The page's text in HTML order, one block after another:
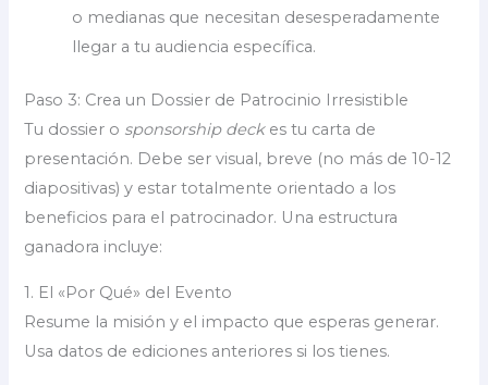
o medianas que necesitan desesperadamente
llegar a tu audiencia específica.
Paso 3: Crea un Dossier de Patrocinio Irresistible
Tu dossier o sponsorship deckes tu carta de
presentación. Debe ser visual, breve (no más de 10-12
diapositivas) y estar totalmente orientado a los
beneficios para el patrocinador. Una estructura
ganadora incluye:
1. El «Por Qué» del Evento
Resume la misión y el impacto que esperas generar.
Usa datos de ediciones anteriores si los tienes.